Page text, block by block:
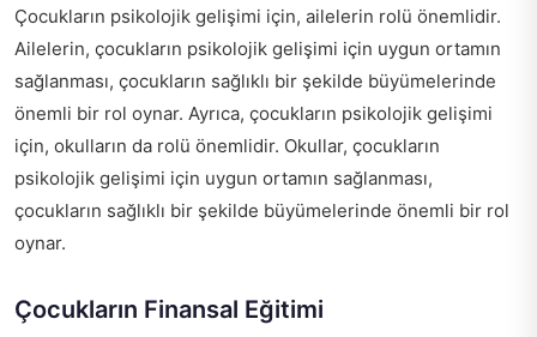
Çocukların psikolojik gelişimi için, ailelerin rolü önemlidir.
Ailelerin, çocukların psikolojik gelişimi için uygun ortamın
sağlanması, çocukların sağlıklı bir şekilde büyümelerinde
önemli bir rol oynar. Ayrıca, çocukların psikolojik gelişimi
için, okulların da rolü önemlidir. Okullar, çocukların
psikolojik gelişimi için uygun ortamın sağlanması,
çocukların sağlıklı bir şekilde büyümelerinde önemli bir rol
oynar.
Çocukların Finansal Eğitimi